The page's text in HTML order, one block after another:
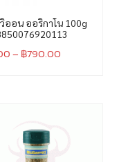
วิออน ออริกาโน 100g
– ฿790.00